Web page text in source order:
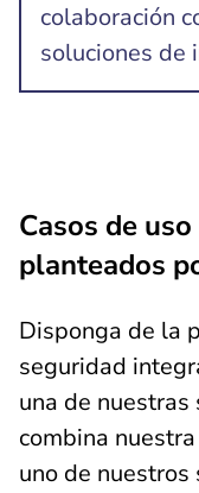
colaboración
soluciones de
Casos de
planteados
Disponga de la
seguridad
una de
combina
uno de nuestros